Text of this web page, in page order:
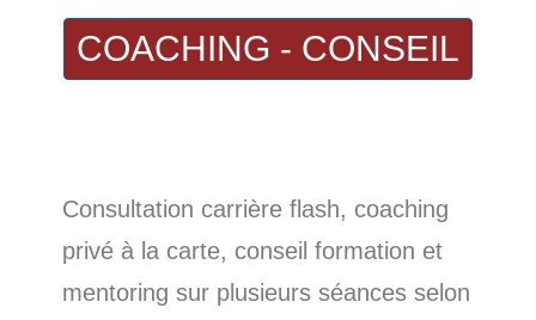
COACHING - CONSEIL
Consultation carrière flash, coaching
privé à la carte, conseil formation et
mentoring sur plusieurs séances selon